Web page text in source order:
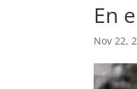
En
Nov 22,